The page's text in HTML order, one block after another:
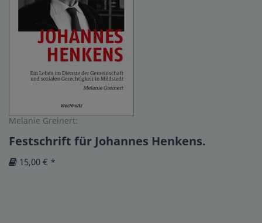
Melanie Greinert:
Festschrift für Johannes Henkens.
15,00 € *